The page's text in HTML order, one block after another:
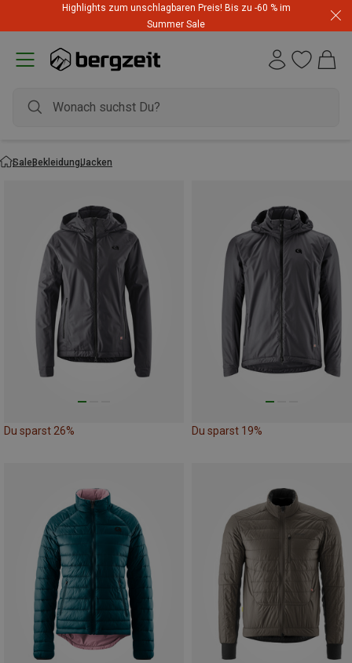
Highlights zum unschlagbaren Preis! Bis zu -60 % im
Summer Sale
SaleBekleidungJacken
Du sparst 26% Du sparst 19%